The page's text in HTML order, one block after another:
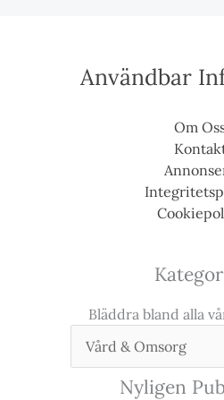
Användbar
Om
Bläddra bland alla
Nyligen